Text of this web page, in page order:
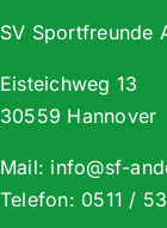
SV Sportfreunde
Eisteichweg 13
30559 Hannover
Mail: info@sf-
Telefon: 0511 /